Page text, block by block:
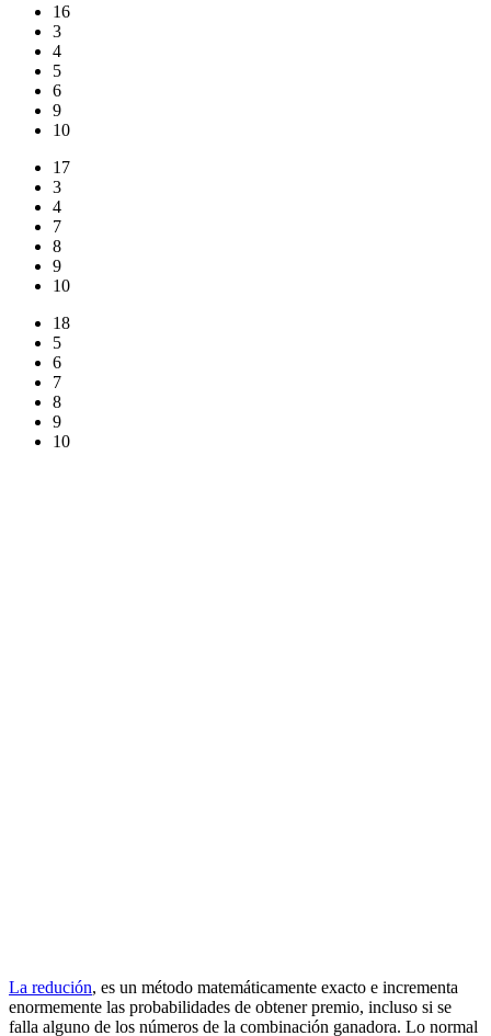
16
3
4
5
6
9
10
17
3
4
7
8
9
10
18
5
6
7
8
9
10
La redución, es un método matemáticamente exacto e incrementa
enormemente las probabilidades de obtener premio, incluso si se
falla alguno de los números de la combinación ganadora. Lo normal